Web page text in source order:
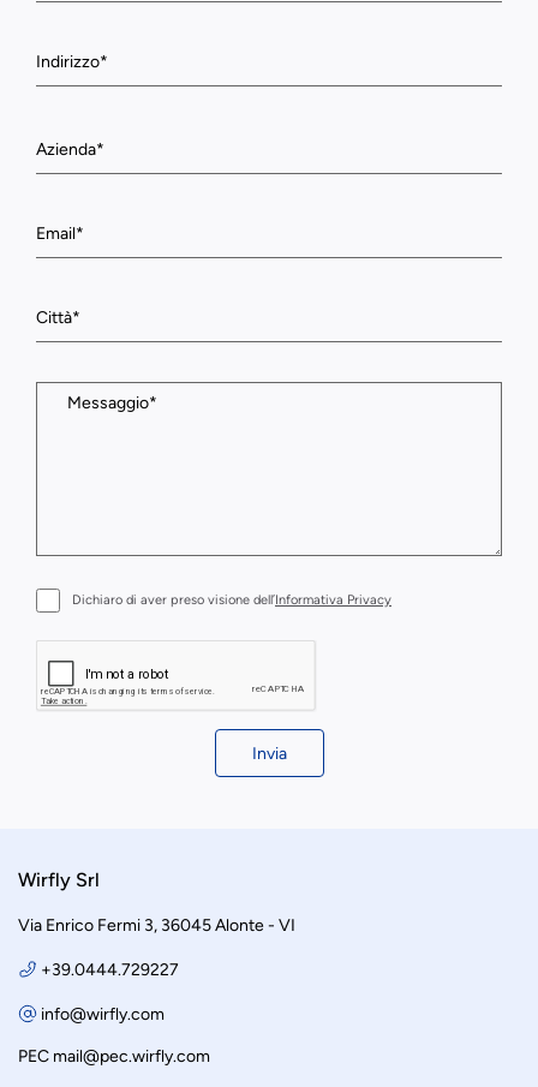
Dichiaro di aver preso visione dell’Informativa Privacy
Invia
Wirfly Srl
Via Enrico Fermi 3, 36045 Alonte - VI
+39.0444.729227
info@wirfly.com
PEC mail@pec.wirfly.com